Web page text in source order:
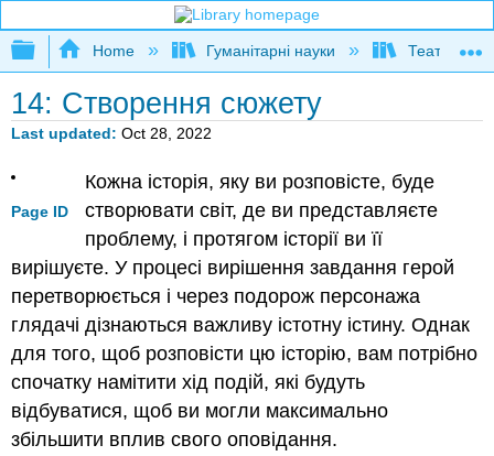
Expand/collapse global hierarchy
Home Гуманітарні науки Театр і кіно
14: Створення сюжету
Last updated Oct 28, 2022
Page ID
Кожна історія, яку ви розповісте, буде
створювати світ, де ви представляєте
проблему, і протягом історії ви її
вирішуєте. У процесі вирішення завдання герой
перетворюється і через подорож персонажа
глядачі дізнаються важливу істотну істину. Однак
для того, щоб розповісти цю історію, вам потрібно
спочатку намітити хід подій, які будуть
відбуватися, щоб ви могли максимально
збільшити вплив свого оповідання.